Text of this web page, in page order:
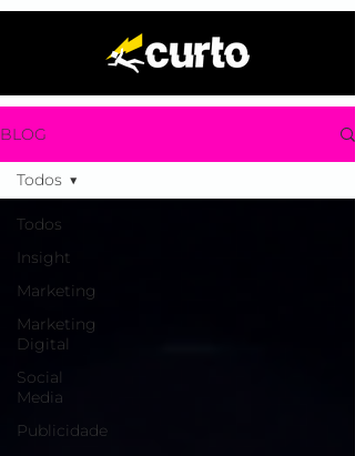
BLOG
Todos
Insight
Marketing
Marketing
Digital
Social
Media
Publicidade
Todos